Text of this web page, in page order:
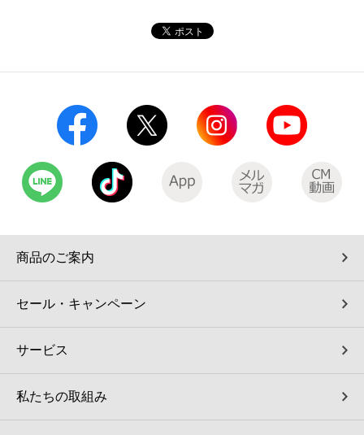
モバイルWi-Fiバッテリーシェアリング（店舗限定）
荷物預かりサービス「ecbocloakエクボクローク」（店舗限定）
商品のご案内
セール・キャンペーン
サービス
私たちの取組み